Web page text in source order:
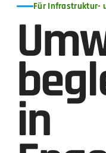
Für Infrastruktur-
in